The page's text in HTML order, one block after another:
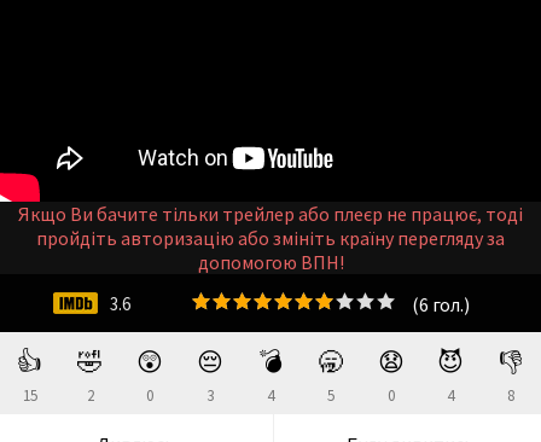
👍
15
🤣
2
😲
0
😔
3
💣
4
🥱
5
😧
0
😈
4
👎
8
(6 гол.)
3.6
Якщо Ви бачите тільки трейлер або плеєр не працює, тоді
пройдіть авторизацію або змініть країну перегляду за
допомогою ВПН!